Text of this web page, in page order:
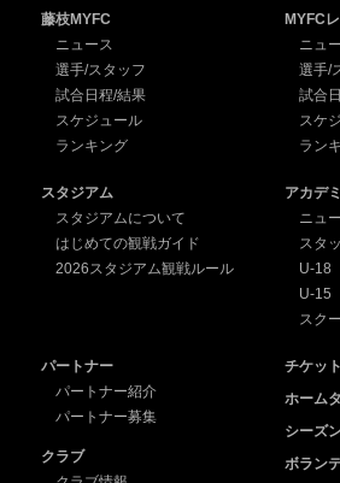
藤枝MYFC
ニュース
選手/スタッフ
試合日程/結果
スケジュール
ランキング
MYFC
ニュ
選手/
試合
スケ
ラン
スタジアム
スタジアムについて
はじめての観戦ガイド
2026スタジアム観戦ルール
アカデ
ニュ
スタ
U-18
U-15
スク
パートナー
パートナー紹介
パートナー募集
クラブ
チケット
ホーム
シーズ
ボラン